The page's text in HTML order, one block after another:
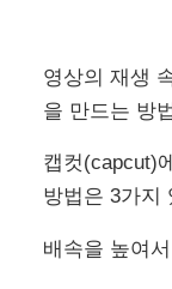
영상의 재생
을 만드는 방
캡컷(capcut)
방법은 3가지
배속을 높여